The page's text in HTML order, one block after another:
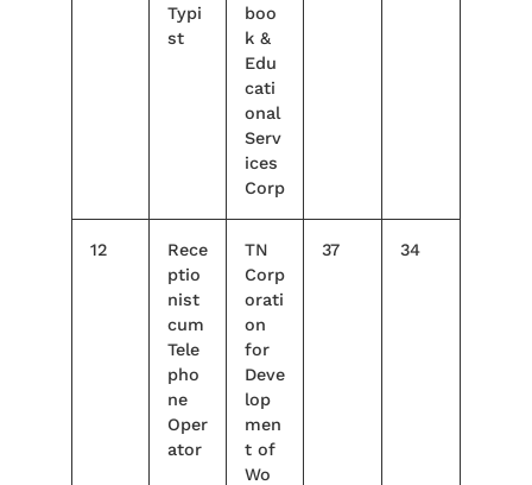
Typi
st
boo
k &
Edu
cati
onal
Serv
ices
Corp
12
Rece
ptio
nist
cum
Tele
pho
ne
Oper
ator
TN
Corp
orati
on
for
Deve
lop
men
t of
Wo
37 34